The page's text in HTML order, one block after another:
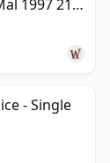
1997 21
- Single